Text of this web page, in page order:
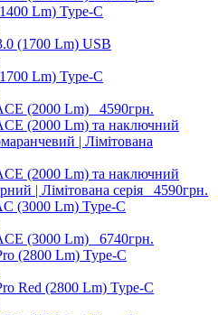
Lm) Type-C
(1700 Lm) USB
Lm) Type-C
(2000 Lm) 4590грн.
(2000 Lm) та наключний
| Лімітована
(2000 Lm) та наключний
| Лімітована серія 4590грн.
(3000 Lm) Type-C
(3000 Lm) 6740грн.
(2800 Lm) Type-C
Red (2800 Lm) Type-C